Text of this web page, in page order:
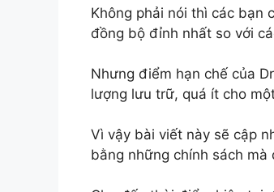
Không phải nói thì các bạn
đồng bộ đỉnh nhất so với
Nhưng điểm hạn chế của
lượng lưu trữ, quá ít cho
Vì vậy bài viết này sẽ cập
bằng những chính sách mà